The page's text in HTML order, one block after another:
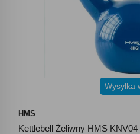
Wysyłka
HMS
Kettlebell Żeliwny HMS